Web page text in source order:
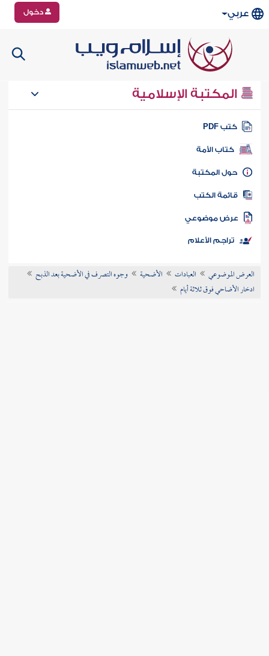
عربي دخول
المكتبة الإسلامية
كتب PDF
كتاب الأمة
المكتبة
الكتب
موضوعي
تراجم الأعلام
العرض الموضوعي العبادات الأضحية
وجوه التصرف في الأضحية بعد الذبح
ادخار الأضاحي فوق ثلاثة أيام